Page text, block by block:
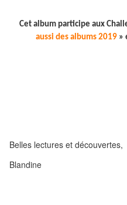
Cet album participe aux
aussi des albums 2019»
Belles lectures et découvertes,
Blandine